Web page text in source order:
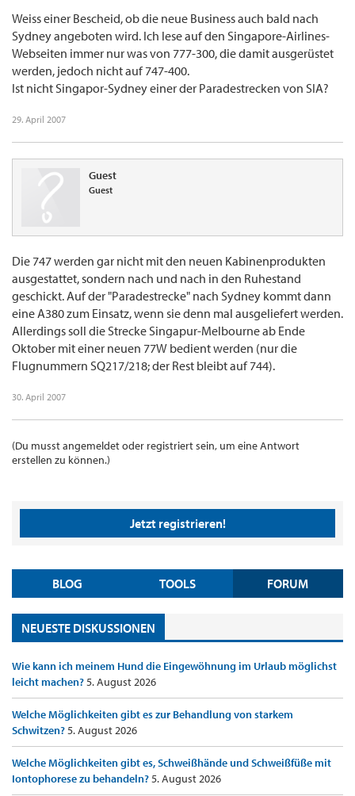
Weiss einer Bescheid, ob die neue Business auch bald nach
Sydney angeboten wird. Ich lese auf den Singapore-Airlines-
Webseiten immer nur was von 777-300, die damit ausgerüstet
werden, jedoch nicht auf 747-400.
Ist nicht Singapor-Sydney einer der Paradestrecken von SIA?
29. April 2007
Guest
Guest
Die 747 werden gar nicht mit den neuen Kabinenprodukten
ausgestattet, sondern nach und nach in den Ruhestand
geschickt. Auf der "Paradestrecke" nach Sydney kommt dann
eine A380 zum Einsatz, wenn sie denn mal ausgeliefert werden.
Allerdings soll die Strecke Singapur-Melbourne ab Ende
Oktober mit einer neuen 77W bedient werden (nur die
Flugnummern SQ217/218; der Rest bleibt auf 744).
30. April 2007
(Du musst angemeldet oder registriert sein, um eine Antwort
erstellen zu können.)
Jetzt registrieren!
BLOG TOOLS FORUM
NEUESTE DISKUSSIONEN
Wie kann ich meinem Hund die Eingewöhnung im Urlaub möglichst
leicht machen?5. August 2026
Welche Möglichkeiten gibt es zur Behandlung von starkem
Schwitzen?5. August 2026
Welche Möglichkeiten gibt es, Schweißhände und Schweißfüße mit
Iontophorese zu behandeln?5. August 2026